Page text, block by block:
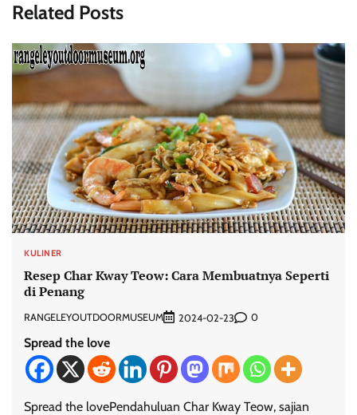
Related Posts
KULINER
Resep Char Kway Teow: Cara Membuatnya Seperti
di Penang
RANGELEYOUTDOORMUSEUM 2024-02-23 0
Spread the love
Spread the lovePendahuluan Char Kway Teow, sajian